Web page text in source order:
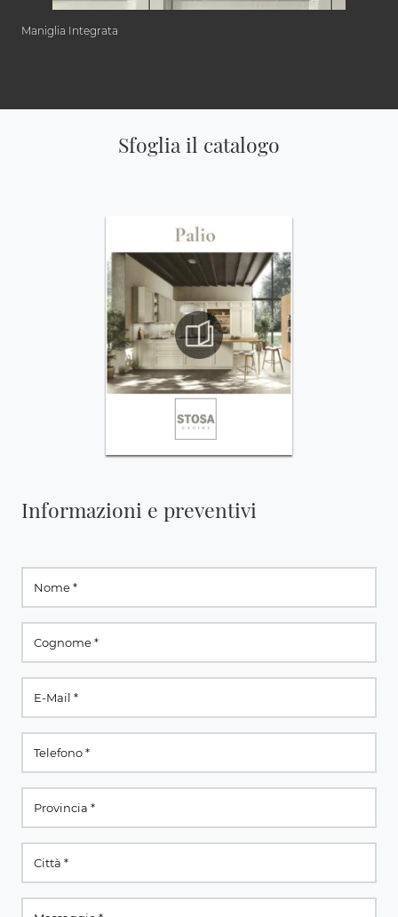
Maniglia Integrata
Sfoglia il catalogo
Informazioni e preventivi